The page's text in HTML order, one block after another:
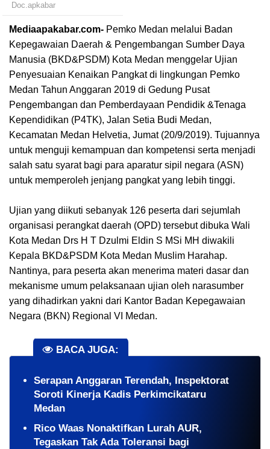
Doc.apkabar
Mediaapakabar.com- Pemko Medan melalui Badan
Kepegawaian Daerah & Pengembangan Sumber Daya
Manusia (BKD&PSDM) Kota Medan menggelar Ujian
Penyesuaian Kenaikan Pangkat di lingkungan Pemko
Medan Tahun Anggaran 2019 di Gedung Pusat
Pengembangan dan Pemberdayaan Pendidik &Tenaga
Kependidikan (P4TK), Jalan Setia Budi Medan,
Kecamatan Medan Helvetia, Jumat (20/9/2019). Tujuannya
untuk menguji kemampuan dan kompetensi serta menjadi
salah satu syarat bagi para aparatur sipil negara (ASN)
untuk memperoleh jenjang pangkat yang lebih tinggi.
Ujian yang diikuti sebanyak 126 peserta dari sejumlah
organisasi perangkat daerah (OPD) tersebut dibuka Wali
Kota Medan Drs H T Dzulmi Eldin S MSi MH diwakili
Kepala BKD&PSDM Kota Medan Muslim Harahap.
Nantinya, para peserta akan menerima materi dasar dan
mekanisme umum pelaksanaan ujian oleh narasumber
yang dihadirkan yakni dari Kantor Badan Kepegawaian
Negara (BKN) Regional VI Medan.
BACA JUGA:
Serapan Anggaran Terendah, Inspektorat
Soroti Kinerja Kadis Perkimcikataru
Medan
Rico Waas Nonaktifkan Lurah AUR,
Tegaskan Tak Ada Toleransi bagi